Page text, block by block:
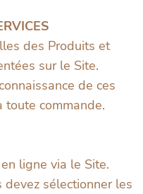
des Produits et
sur le Site.
de ces
commande.
ligne via le Site.
devez sélectionner les